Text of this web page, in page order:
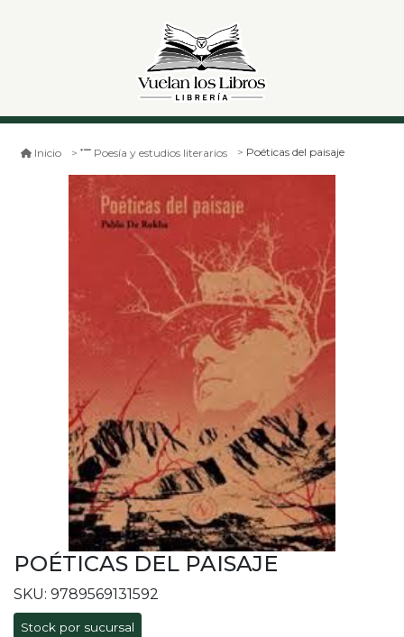
Inicio Poesía y estudios literarios Poéticas del paisaje
POÉTICAS DEL PAISAJE
SKU: 9789569131592
Stock por sucursal